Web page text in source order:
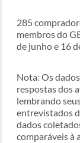
285
membros do
de junho e 16
Nota: Os
respostas dos
lembrando
entrevistados
dados
comparáveis à